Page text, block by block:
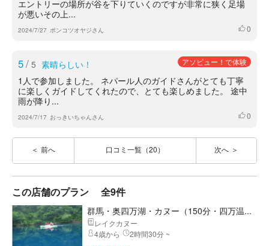
エントリーの場所が谷を下りていくのですが非常に狭く足場
が悪いその上...
2024/7/27 ポンコツオヤジさん いいね
0
5/ 5 素晴らしい！ アソビュー！で体験
1人で参加しました。 ネパール人のガイドさんがとても丁寧
に楽しくガイドしてくれたので、とても楽しめました。 途中
雨が降り...
2024/7/17 おっきいちゃんさん いいね
0
前へ 口コミ一覧（20） 次へ
この店舗のプラン 全9件
群馬・奥四万湖・カヌー（150分・四万温...
レイクカヌー
4歳から
2時間30分 ~